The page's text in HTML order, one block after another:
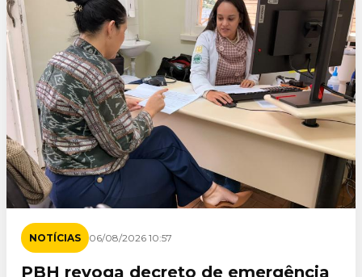
NOTÍCIAS 06/08/2026 10:57
PBH revoga decreto de emergência